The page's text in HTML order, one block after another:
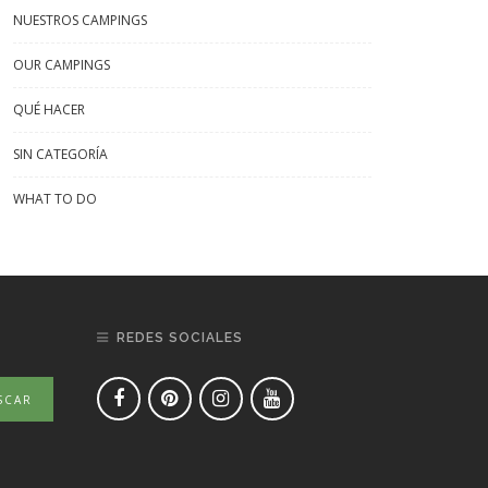
NUESTROS CAMPINGS
OUR CAMPINGS
QUÉ HACER
SIN CATEGORÍA
WHAT TO DO
REDES SOCIALES